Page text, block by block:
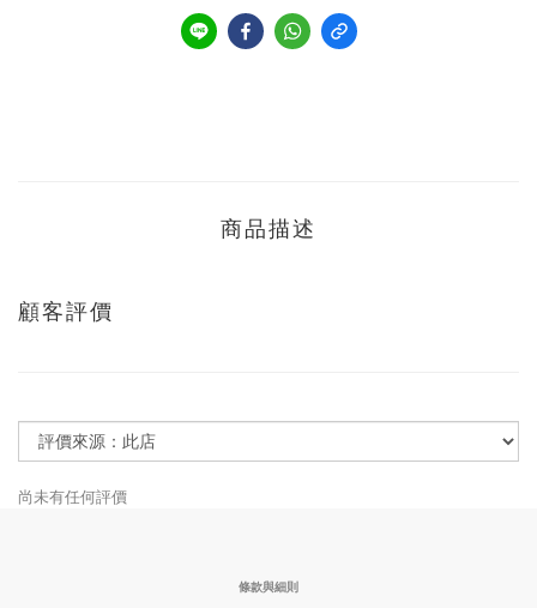
商品描述
顧客評價
尚未有任何評價
條款與細則